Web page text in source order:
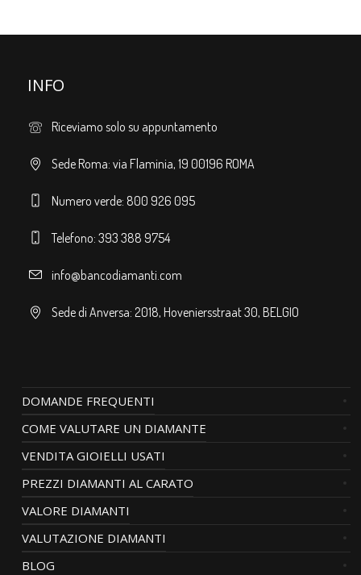
INFO
Riceviamo solo su appuntamento
Sede Roma: via Flaminia, 19 00196 ROMA
Numero verde: 800 926 095
Telefono: 393 388 9754
info@bancodiamanti.com
Sede di Anversa: 2018, Hoveniersstraat 30, BELGIO
DOMANDE FREQUENTI
COME VALUTARE UN DIAMANTE
VENDITA GIOIELLI USATI
PREZZI DIAMANTI AL CARATO
VALORE DIAMANTI
VALUTAZIONE DIAMANTI
BLOG